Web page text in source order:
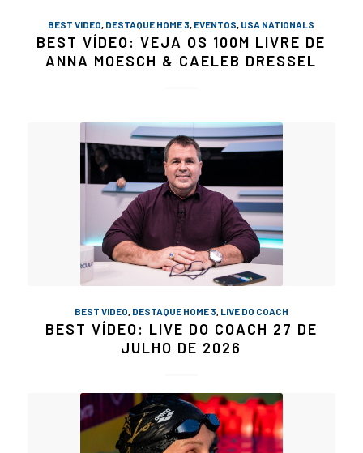
BEST VIDEO, DESTAQUE HOME 3, EVENTOS, USA NATIONALS
BEST VÍDEO: VEJA OS 100M LIVRE DE
ANNA MOESCH & CAELEB DRESSEL
BEST VIDEO, DESTAQUE HOME 3, LIVE DO COACH
BEST VÍDEO: LIVE DO COACH 27 DE
JULHO DE 2026